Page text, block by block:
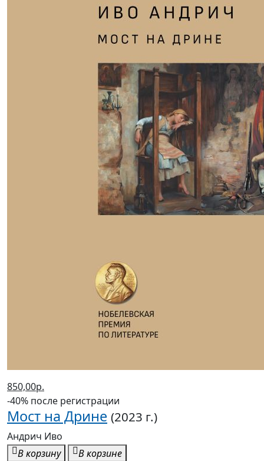
850,00р.
-40% после регистрации
Мост на Дрине (2023 г.)
Андрич Иво
В корзину
В корзине